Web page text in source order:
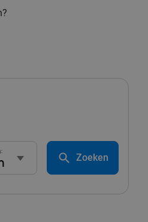
Zoeken